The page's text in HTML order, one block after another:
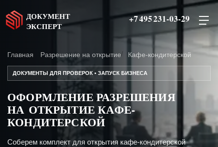
ДОКУМЕНТ
ЭКСПЕРТ
+7 495 231-03-29
Главная Разрешение на открытие Кафе-кондитерской
ДОКУМЕНТЫ ДЛЯ ПРОВЕРОК • ЗАПУСК БИЗНЕСА
ОФОРМЛЕНИЕ РАЗРЕШЕНИЯ
НА ОТКРЫТИЕ КАФЕ-
КОНДИТЕРСКОЙ
Соберем комплект для открытия кафе-кондитерской